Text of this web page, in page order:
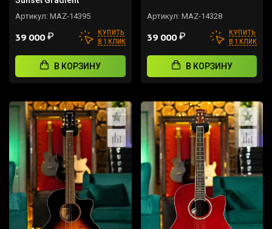
Артикул: MAZ-14395
39 000₽
КУПИТЬ
В 1 КЛИК
В КОРЗИНУ
Артикул: MAZ-14328
39 000₽
КУПИТЬ
В 1 КЛИК
В КОРЗИНУ